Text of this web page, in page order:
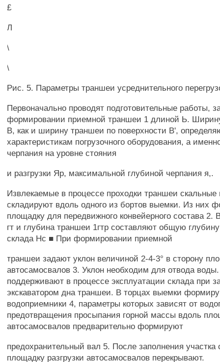
£
Л
\
\
Рис. 5. Параметры траншеи усреднительного
Первоначально проводят подготовительные работы,
формировании приемной траншеи 1 длиной Ь.
В, как и ширину траншеи по поверхности В',
характеристикам погрузочного оборудования, а
черпания на уровне стояния
и разгрузки Яр, максимальной глубиной черпания я,.
Извлекаемые в процессе проходки траншеи скальные
складируют вдоль одного из бортов выемки. Из них
площадку для передвижного конвейерного состава
гт и глубина траншеи 1гтр составляют общую глубину
склада Нс ■ При формировании приемной
траншеи задают уклон величиной 2-4-3° в сторону
автосамосвалов 3. Уклон необходим для отвода
поддерживают в процессе эксплуатации склада при
экскаватором дна траншеи. В торцах выемки
водоприемники 4, параметры которых зависят от
предотвращения просыпания горной массы вдоль
автосамосвалов предварительно формируют
предохранительный вал 5. После заполнения участка
площадку разгрузки автосамосвалов перекрывают.